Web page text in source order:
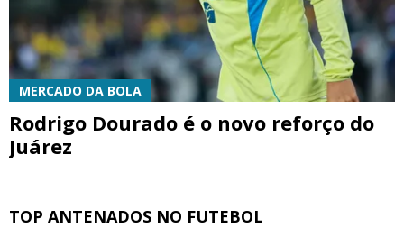
MERCADO DA BOLA
Rodrigo Dourado é o novo reforço do
Juárez
TOP ANTENADOS NO FUTEBOL